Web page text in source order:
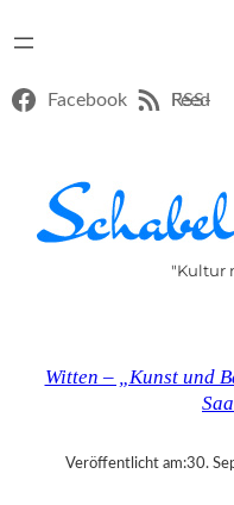
Facebook RSS-Feed
"Kultur
Witten – „Kunst und
Veröffentlicht am:30.